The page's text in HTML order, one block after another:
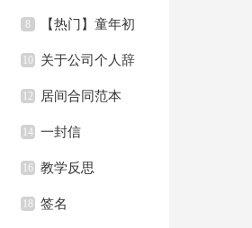
动总结
8 【热门】童年初
中作文300字集锦十
篇
10 关于公司个人辞
职报告汇总6篇
12 居间合同范本
14 一封信
16 教学反思
18 签名